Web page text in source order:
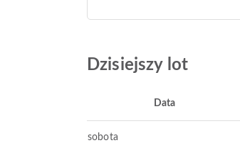
Dzisiejszy lot
Data
sobota